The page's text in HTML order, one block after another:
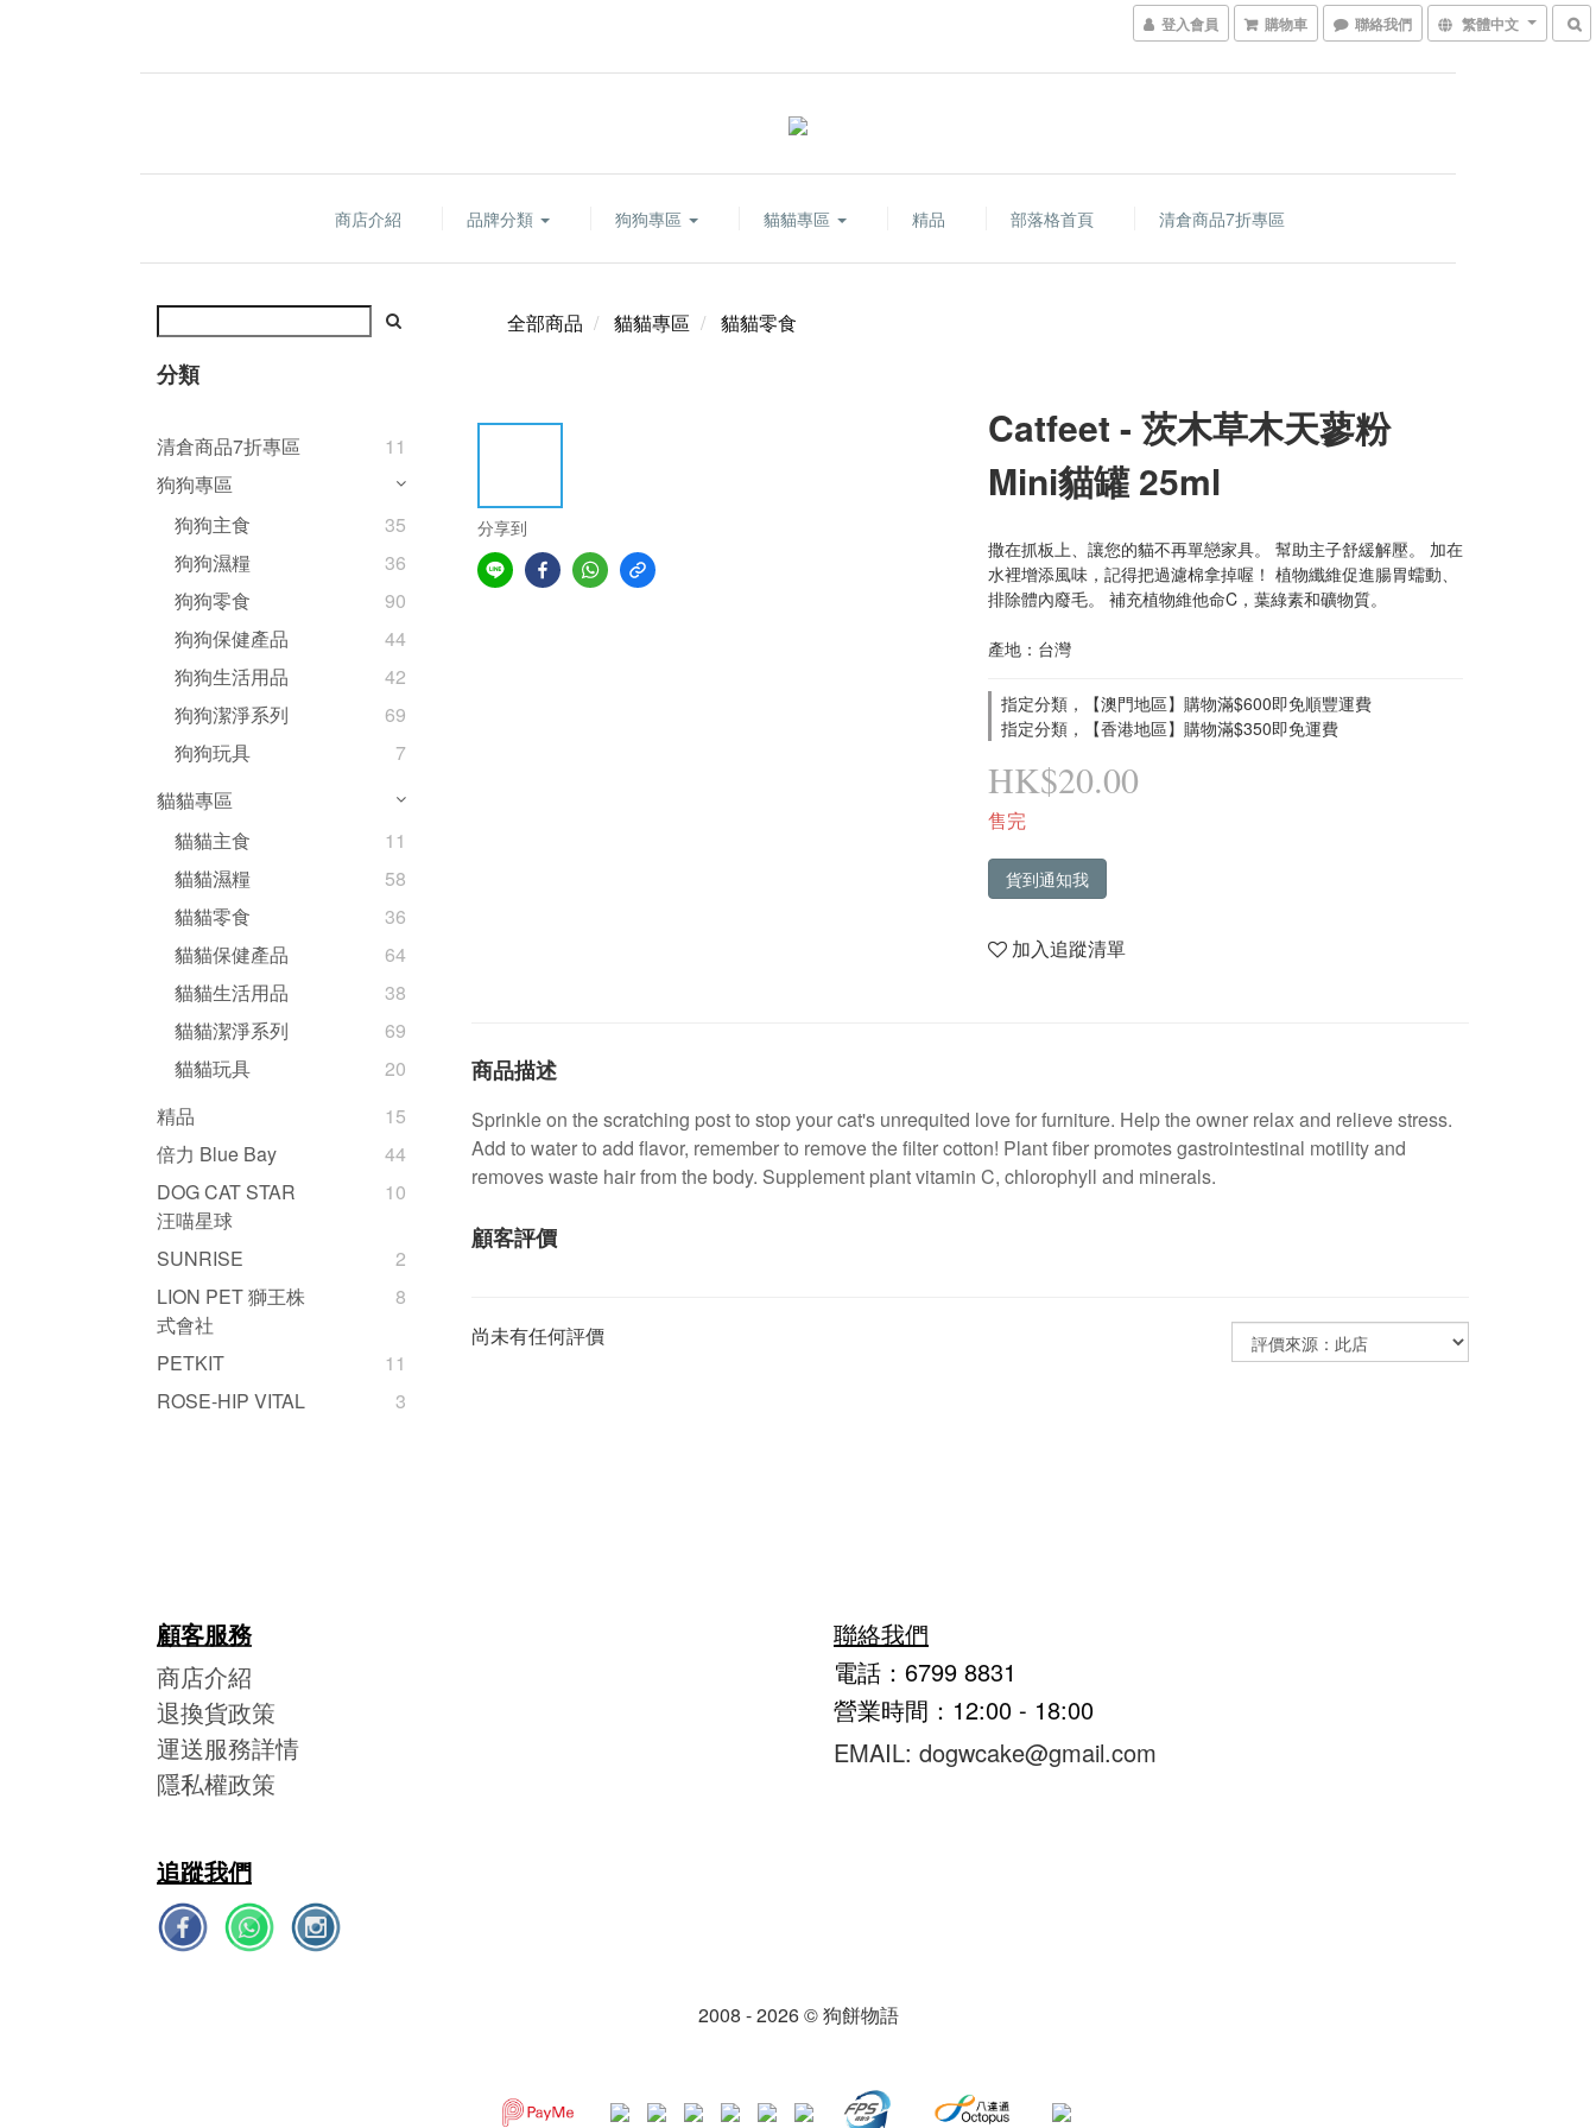
登入會員 購物車 聯絡我們 繁體中文
商店介紹 品牌分類 狗狗專區 貓貓專區 精品 部落格首頁 清倉商品7折專區
分類
清倉商品7折專區
11
狗狗專區
狗狗主食
35
狗狗濕糧
36
狗狗零食
90
狗狗保健產品
44
狗狗生活用品
42
狗狗潔淨系列
69
狗狗玩具
7
貓貓專區
貓貓主食
11
貓貓濕糧
58
貓貓零食
36
貓貓保健產品
64
貓貓生活用品
38
貓貓潔淨系列
69
貓貓玩具
20
精品
15
倍力 Blue Bay
44
DOG CAT STAR
汪喵星球
10
SUNRISE
2
LION PET 獅王株
式會社
8
PETKIT
11
ROSE-HIP VITAL
3
全部商品 貓貓專區 貓貓零食
分享到
Catfeet - 茨木草木天蓼粉
Mini貓罐 25ml
撒在抓板上、讓您的貓不再單戀家具。 幫助主子舒緩解壓。 加在
水裡增添風味，記得把過濾棉拿掉喔！ 植物纖維促進腸胃蠕動、
排除體內廢毛。 補充植物維他命C，葉綠素和礦物質。
產地：台灣
指定分類，【澳門地區】購物滿$600即免順豐運費
指定分類，【香港地區】購物滿$350即免運費
HK$20.00
售完
貨到通知我
加入追蹤清單
商品描述
Sprinkle on the scratching post to stop your cat's unrequited love for furniture. Help the owner relax and relieve stress.
Add to water to add flavor, remember to remove the filter cotton! Plant fiber promotes gastrointestinal motility and
removes waste hair from the body. Supplement plant vitamin C, chlorophyll and minerals.
顧客評價
尚未有任何評價
顧客服務
商店介紹
退換貨政策
運送服務詳情
隱私權政策
追蹤我們
聯絡我們
電話：6799 8831
營業時間：12:00 - 18:00
EMAIL: dogwcake@gmail.com
2008 - 2026 © 狗餅物語